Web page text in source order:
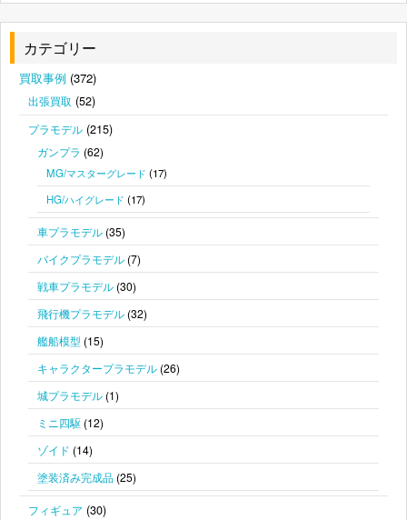
カテゴリー
買取事例 (372)
出張買取 (52)
プラモデル (215)
ガンプラ (62)
MG/マスターグレード (17)
HG/ハイグレード (17)
車プラモデル (35)
バイクプラモデル (7)
戦車プラモデル (30)
飛行機プラモデル (32)
艦船模型 (15)
キャラクタープラモデル (26)
城プラモデル (1)
ミニ四駆 (12)
ゾイド (14)
塗装済み完成品 (25)
フィギュア (30)